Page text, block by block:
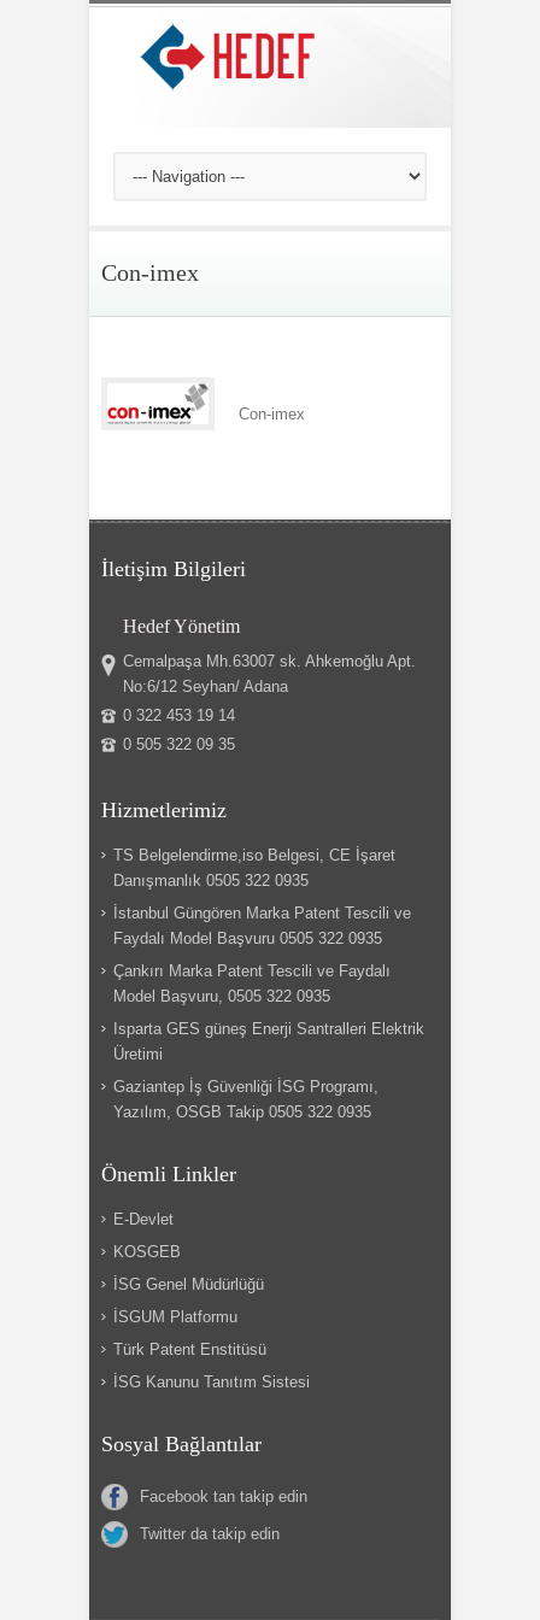
Con-imex
Con-imex
İletişim Bilgileri
Hedef Yönetim
Cemalpaşa Mh.63007 sk. Ahkemoğlu Apt.
No:6/12 Seyhan/ Adana
0 322 453 19 14
0 505 322 09 35
Hizmetlerimiz
TS Belgelendirme,iso Belgesi, CE İşaret
Danışmanlık 0505 322 0935
İstanbul Güngören Marka Patent Tescili ve
Faydalı Model Başvuru 0505 322 0935
Çankırı Marka Patent Tescili ve Faydalı
Model Başvuru, 0505 322 0935
Isparta GES güneş Enerji Santralleri Elektrik
Üretimi
Gaziantep İş Güvenliği İSG Programı,
Yazılım, OSGB Takip 0505 322 0935
Önemli Linkler
E-Devlet
KOSGEB
İSG Genel Müdürlüğü
İSGUM Platformu
Türk Patent Enstitüsü
İSG Kanunu Tanıtım Sistesi
Sosyal Bağlantılar
Facebook tan takip edin
Twitter da takip edin